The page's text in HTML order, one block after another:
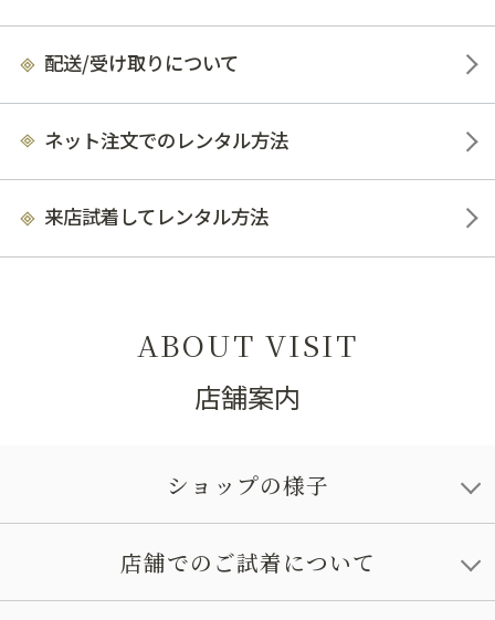
配送/受け取りについて
ネット注文でのレンタル方法
来店試着してレンタル方法
ABOUT VISIT
店舗案内
ショップの様子
店舗でのご試着について